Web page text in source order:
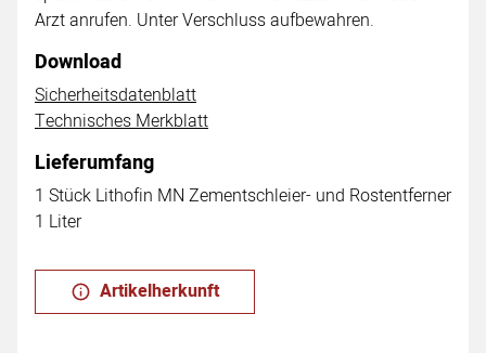
Arzt anrufen. Unter Verschluss aufbewahren.
Download
Sicherheitsdatenblatt
Technisches Merkblatt
Lieferumfang
1 Stück Lithofin MN Zementschleier- und Rostentferner
1 Liter
Artikelherkunft